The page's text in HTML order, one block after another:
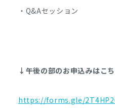
・Q&Aセッション
↓午後の部のお申込みはこ
https://forms.gle/